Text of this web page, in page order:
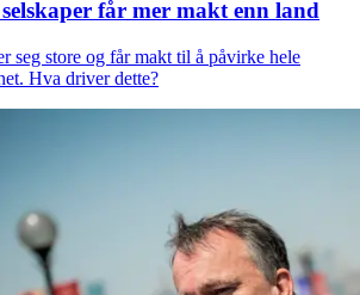
får mer makt enn land
seg store og får makt til å påvirke hele
Hva driver dette?